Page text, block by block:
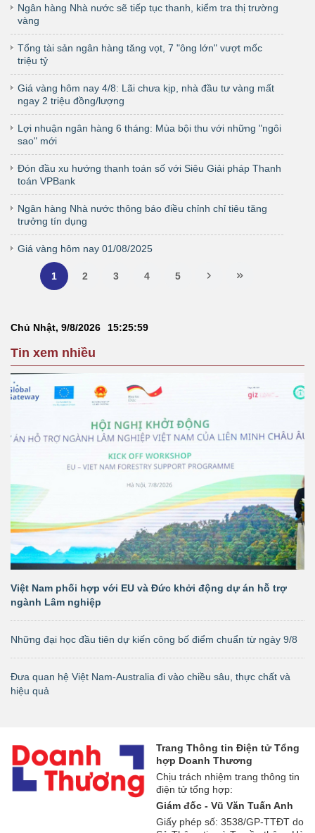
Ngân hàng Nhà nước sẽ tiếp tục thanh, kiểm tra thị trường
vàng
Tổng tài sản ngân hàng tăng vọt, 7 "ông lớn" vượt mốc
triệu tỷ
Giá vàng hôm nay 4/8: Lãi chưa kịp, nhà đầu tư vàng mất
ngay 2 triệu đồng/lượng
Lợi nhuận ngân hàng 6 tháng: Mùa bội thu với những "ngôi
sao" mới
Đón đầu xu hướng thanh toán số với Siêu Giải pháp Thanh
toán VPBank
Ngân hàng Nhà nước thông báo điều chỉnh chỉ tiêu tăng
trưởng tín dụng
Giá vàng hôm nay 01/08/2025
1 2 3 4 5
Chủ Nhật, 9/8/2026 15:25:59
Tin xem nhiều
Việt Nam phối hợp với EU và Đức khởi động dự án hỗ trợ
ngành Lâm nghiệp
Những đại học đầu tiên dự kiến công bố điểm chuẩn từ ngày 9/8
Đưa quan hệ Việt Nam-Australia đi vào chiều sâu, thực chất và
hiệu quả
Trang Thông tin Điện tử Tổng
hợp Doanh Thương
Chịu trách nhiệm trang thông tin
điện tử tổng hợp:
Giám đốc - Vũ Văn Tuấn Anh
Giấy phép số: 3538/GP-TTĐT do